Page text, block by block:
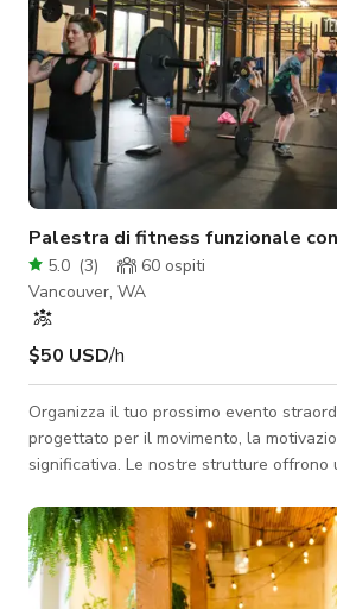
Palestra di fitness funzionale
5.0 (3) 60 ospiti
Vancouver, WA
$50 USD/h
Organizza il tuo prossimo evento
progettato per il movimento, la
significativa. Le nostre strutture offrono un locale flessibile in
workshop sul benessere, celebrazioni
comunitari e riunioni private di gruppo. Con oltre 2.000 piedi
quadrati di spazio aperto, soffitti alti,
premium e un'estetica pulita e